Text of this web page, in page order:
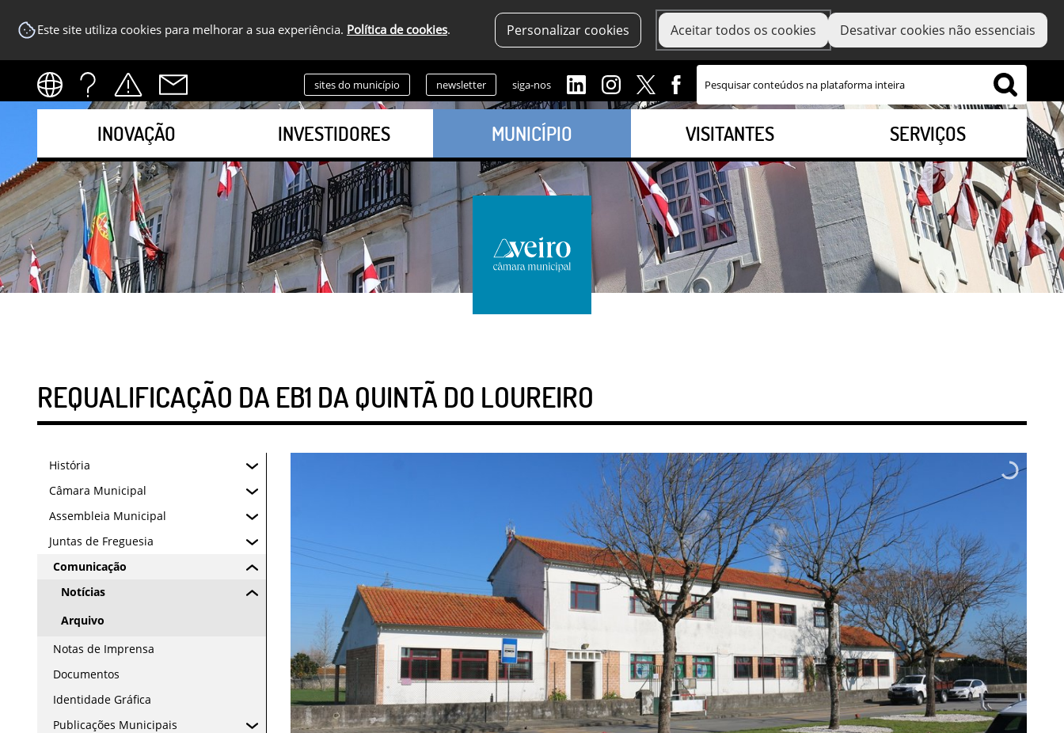
Este site utiliza cookies para melhorar a sua experiência. Política de cookies. Personalizar cookies Aceitar todos os cookies Desativar cookies não essenciais
sites do município newsletter siga-nos
INOVAÇÃO INVESTIDORES MUNICÍPIO VISITANTES SERVIÇOS
REQUALIFICAÇÃO DA EB1 DA QUINTÃ DO LOUREIRO
História
Câmara Municipal
Assembleia Municipal
Juntas de Freguesia
Comunicação
Notícias
Arquivo
Notas de Imprensa
Documentos
Identidade Gráfica
Publicações Municipais